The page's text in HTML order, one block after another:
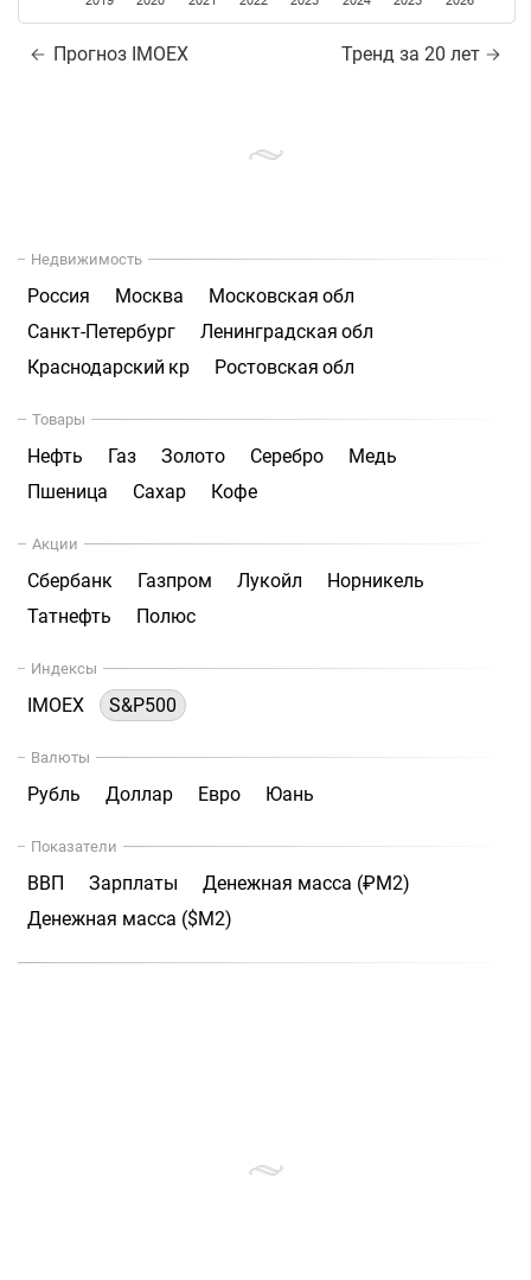
Прогноз IMOEX Тренд за 20 лет
Недвижимость
Россия Москва
Московская обл
Санкт-Петербург
Ленинградская обл
Краснодарский кр
Ростовская обл
Товары
Нефть Газ Золото Серебро
Медь
Пшеница
Сахар Кофе
Акции
Сбербанк Газпром Лукойл
Норникель
Татнефть
Полюс
Индексы
IMOEX S&P500
Валюты
Рубль Доллар Евро Юань
Показатели
ВВП Зарплаты
Денежная масса (₽М2)
Денежная масса ($М2)